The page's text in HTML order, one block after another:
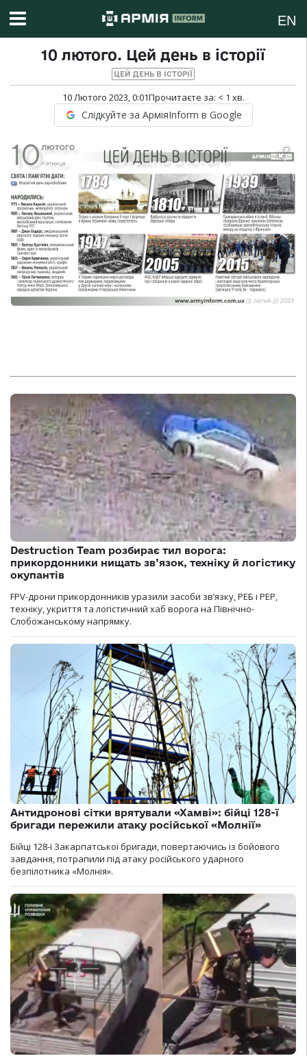
EN
10 лютого. Цей день в історії
ЦЕЙ ДЕНЬ В ІСТОРІЇ
10 Лютого 2023, 0:01Прочитаєте за: < 1 хв.
Слідкуйте за АрміяInform в Google
Destruction Team розбирає тил ворога:
прикордонники нищать зв’язок, техніку й логістику
окупантів
FPV-дрони прикордонників уразили засоби зв’язку, РЕБ і РЕР,
техніку, укриття та логістичний хаб ворога на Північно-
Слобожанському напрямку.
Антидронові сітки врятували «Хамві»: бійці 128-ї
бригади пережили атаку російської «Молнії»
Бійці 128-ї Закарпатської бригади, повертаючись із бойового
завдання, потрапили під атаку російського ударного
безпілотника «Молнія».